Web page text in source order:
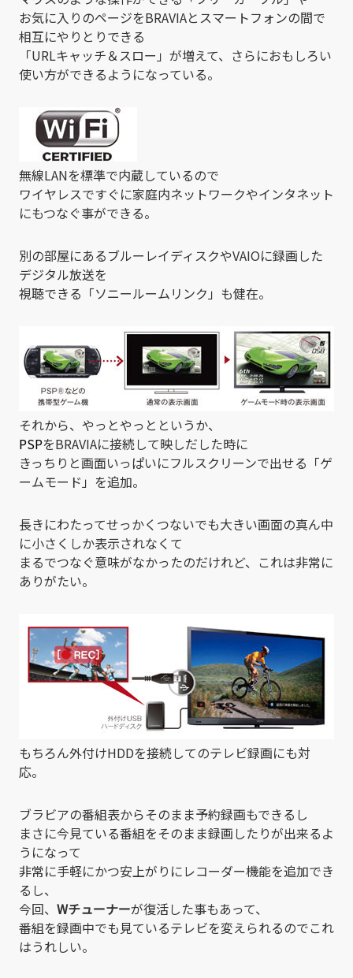
お気に入りのページをBRAVIAとスマートフォンの間で
相互にやりとりできる
「URLキャッチ＆スロー」が増えて、さらにおもしろい
使い方ができるようになっている。
無線LANを標準で内蔵しているので
ワイヤレスですぐに家庭内ネットワークやインタネット
にもつなぐ事ができる。
別の部屋にあるブルーレイディスクやVAIOに録画した
デジタル放送を
視聴できる「ソニールームリンク」も健在。
それから、やっとやっとというか、
PSPをBRAVIAに接続して映しだした時に
きっちりと画面いっぱいにフルスクリーンで出せる「ゲ
ームモード」を追加。
長きにわたってせっかくつないでも大きい画面の真ん中
に小さくしか表示されなくて
まるでつなぐ意味がなかったのだけれど、これは非常に
ありがたい。
もちろん外付けHDDを接続してのテレビ録画にも対
応。
ブラビアの番組表からそのまま予約録画もできるし
まさに今見ている番組をそのまま録画したりが出来るよ
うになって
非常に手軽にかつ安上がりにレコーダー機能を追加でき
るし、
今回、 Wチューナーが復活した事もあって、
番組を録画中でも見ているテレビを変えられるのでこれ
はうれしい。